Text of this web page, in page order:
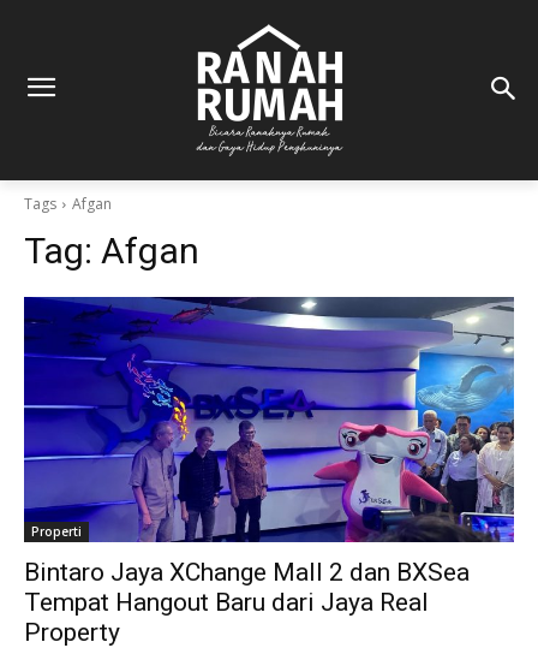
Tags Afgan
Tag: Afgan
Properti
Bintaro Jaya XChange Mall 2 dan BXSea
Tempat Hangout Baru dari Jaya Real
Property